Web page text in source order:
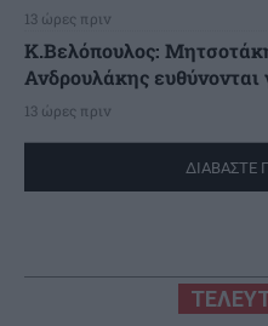
13 ώρες πριν
K.Βελόπουλος:
Ανδρουλάκης ευθύνονται
13 ώρες πριν
ΔΙΑΒΑΣΤΕ